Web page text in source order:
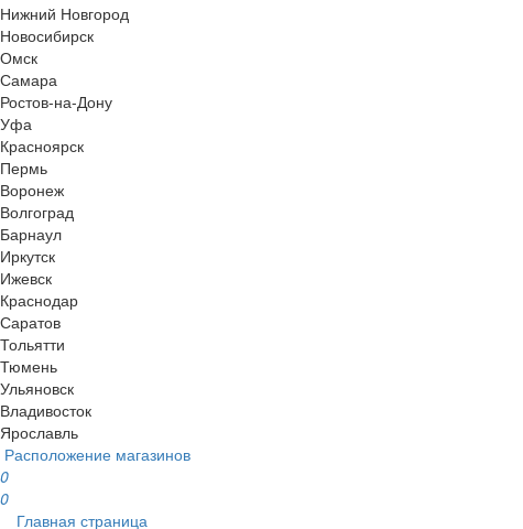
Нижний Новгород
Новосибирск
Омск
Самара
Ростов-на-Дону
Уфа
Красноярск
Пермь
Воронеж
Волгоград
Барнаул
Иркутск
Ижевск
Краснодар
Саратов
Тольятти
Тюмень
Ульяновск
Владивосток
Ярославль
Расположение магазинов
0
0
Главная страница